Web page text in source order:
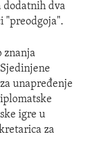
dodatnih dva
"preodgoja".
znanja
unapređenje
igre u
za